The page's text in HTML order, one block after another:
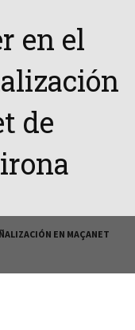
en el
de
EN MAÇANET